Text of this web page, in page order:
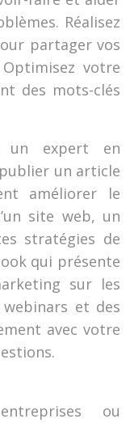
Réalisez
partager vos
votre
des mots-clés
un expert en
un article
améliorer le
site web, un
stratégies de
qui présente
sur les
webinars et des
avec votre
ou